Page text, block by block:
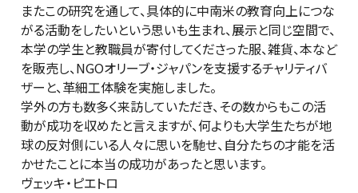
またこの研究を通して、具体的に中南米の教育向上につな
がる活動をしたいという思いも生まれ、展示と同じ空間で、
本学の学生と教職員が寄付してくださった服、雑貨、本など
を販売し、NGOオリーブ・ジャパンを支援するチャリティバ
ザーと、革細工体験を実施しました。
学外の方も数多く来訪していただき、その数からもこの活
動が成功を収めたと言えますが、何よりも大学生たちが地
球の反対側にいる人々に思いを馳せ、自分たちの才能を活
かせたことに本当の成功があったと思います。
ヴェッキ・ピエトロ